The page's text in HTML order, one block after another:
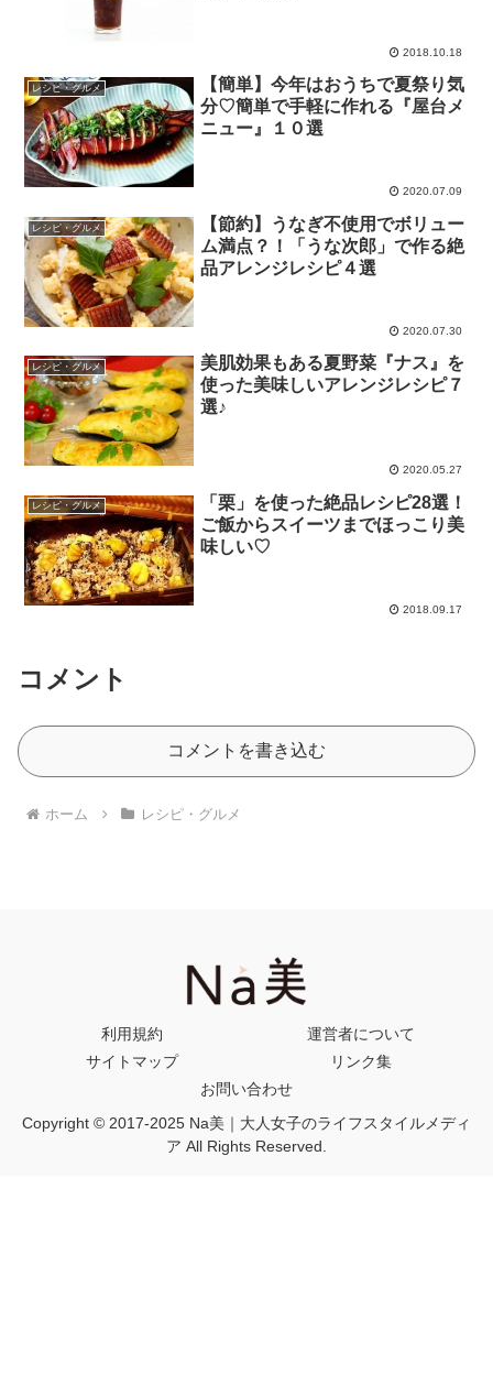
2018.10.18
レシピ・グルメ
【簡単】今年はおうちで夏祭り気
分♡簡単で手軽に作れる『屋台メ
ニュー』１０選
2020.07.09
レシピ・グルメ
【節約】うなぎ不使用でボリュー
ム満点？！「うな次郎」で作る絶
品アレンジレシピ４選
2020.07.30
レシピ・グルメ
美肌効果もある夏野菜『ナス』を
使った美味しいアレンジレシピ７
選♪
2020.05.27
レシピ・グルメ
「栗」を使った絶品レシピ28選！
ご飯からスイーツまでほっこり美
味しい♡
2018.09.17
コメント
コメントを書き込む
ホーム レシピ・グルメ
利用規約
運営者について
サイトマップ
リンク集
お問い合わせ
Copyright © 2017-2025 Na美｜大人女子のライフスタイルメディ
ア All Rights Reserved.